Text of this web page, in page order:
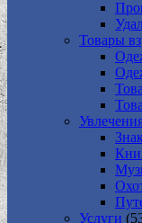
Товары
Услуги